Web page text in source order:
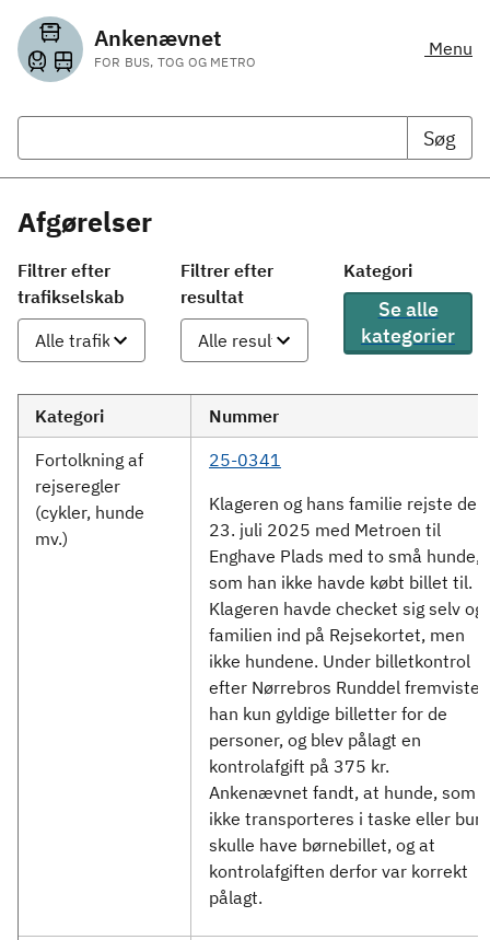
Ankenævnet
FOR BUS, TOG OG METRO
Menu
Søg
Afgørelser
Filtrer efter
trafikselskab
Filtrer efter
resultat
Kategori
Se alle
kategorier
Kategori
Nummer
Fortolkning af
rejseregler
(cykler, hunde
mv.)
25-0341
Klageren og hans familie rejste den
23. juli 2025 med Metroen til
Enghave Plads med to små hunde,
som han ikke havde købt billet til.
Klageren havde checket sig selv og
familien ind på Rejsekortet, men
ikke hundene. Under billetkontrol
efter Nørrebros Runddel fremviste
han kun gyldige billetter for de
personer, og blev pålagt en
kontrolafgift på 375 kr.
Ankenævnet fandt, at hunde, som
ikke transporteres i taske eller bur,
skulle have børnebillet, og at
kontrolafgiften derfor var korrekt
pålagt.